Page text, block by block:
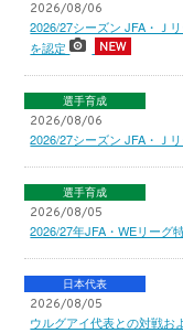
2026/08/06
2026/27シーズン JFA・Ｊ
を認定
選手育成
2026/08/06
2026/27シーズン JFA・Ｊ
選手育成
2026/08/05
2026/27年JFA・WEリーグ
日本代表
2026/08/05
ウルグアイ代表との対戦